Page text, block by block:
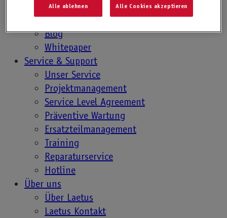
Motoröle
Ressourcen
Blog
Whitepaper
Service & Support
Unser Service
Projektmanagement
Service Level Agreement
Präventive Wartung
Ersatzteilmanagement
Training
Reparaturservice
Hotline
Über uns
Über Laetus
Laetus Kontakt
White Paper
Globale Pharma
Regularien
Eine der ersten Arzneimittelverordnungen wurde
2009 in der Türkei eingeführt. Seitdem sind viele
Länder gefolgt und haben verschiedene Vorschriften
zur Serialisierung und…
Alle ablehnen Alle Cookies akzeptieren